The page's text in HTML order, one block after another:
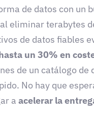
de datos con un
eliminar terabytes
de datos fiables
un 30% en
de un catálogo
No hay que
a acelerar la